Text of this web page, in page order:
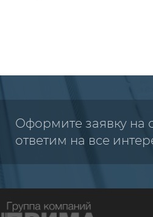
Оформите заявку на
ответим на все